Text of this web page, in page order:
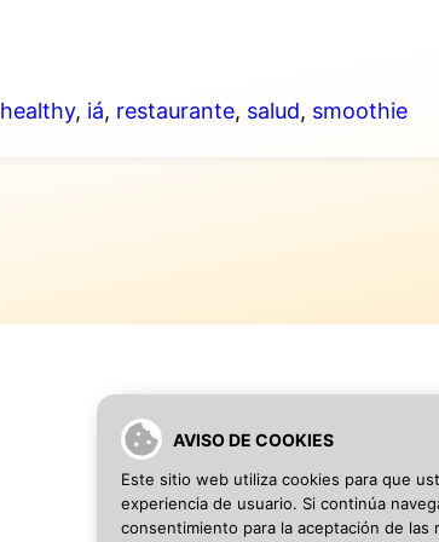
AVISO DE COOKIES
Este sitio web utiliza cookies para que
experiencia de usuario. Si continúa
consentimiento para la aceptación de las
healthy, iá, restaurante, salud, smoothie
SEO Blog·Aviso Legal